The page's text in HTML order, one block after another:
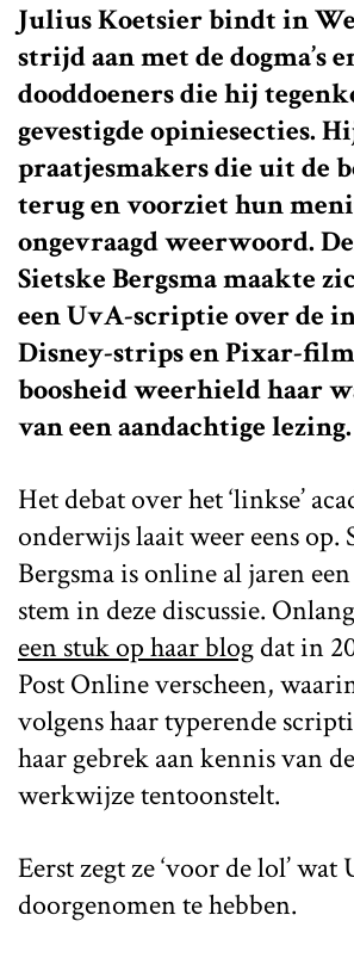
Julius Koetsier bindt in
strijd aan met de dogma’s
dooddoeners die hij
gevestigde opiniesecties.
praatjesmakers die uit de
terug en voorziet hun
ongevraagd weerwoord.
Sietske Bergsma maakte
een UvA-scriptie over de
Disney-strips en Pixar-
boosheid weerhield haar
van een aandachtige lezing.
Het debat over het ‘linkse’
onderwijs laait weer eens op.
Bergsma is online al jaren
stem in deze discussie.
een stuk op haar blogdat in
Post Online verscheen,
volgens haar typerende
haar gebrek aan kennis van
werkwijze tentoonstelt.
Eerst zegt ze ‘voor de lol’
doorgenomen te hebben.